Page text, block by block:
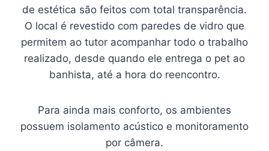
de estética são feitos com total transparência.
O local é revestido com paredes de vidro que
permitem ao tutor acompanhar todo o trabalho
realizado, desde quando ele entrega o pet ao
banhista, até a hora do reencontro.
Para ainda mais conforto, os ambientes
possuem isolamento acústico e monitoramento
por câmera.